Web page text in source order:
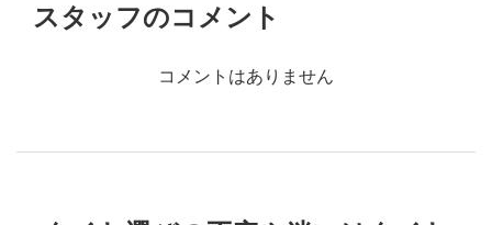
スタッフのコメント
コメントはありません